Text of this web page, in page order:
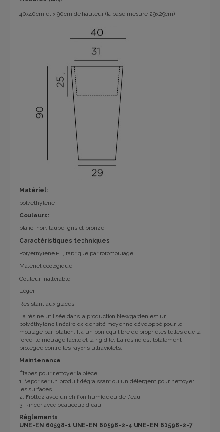
40x40cm et x 90cm de hauteur (la base mesure 29x29cm)
Matériel:
polyéthylène
Couleurs:
blanc, noir, taupe, gris et bronze
Caractéristiques techniques
Polyéthylène PE, fabriqué par rotomoulage.
Matériel écologique.
Couleur inaltérable.
Léger.
Résistant aux glaces.
La résine utilisée dans la production Newgarden est un
polyéthylène linéaire de densité moyenne développé pour le
moulage par rotation. Il a un bon équilibre de propriétés telles que la
force, le moulage facile et la rigidité. La résine est totalement
protégée contre les rayons ultraviolets.
Maintenance
Étapes pour nettoyer la pièce:
1. Vaporiser un produit dégraissant ou un détergent pour nettoyer
les surfaces.
2. Frottez avec un chiffon humide ou de l'eau.
3. Rincer avec beaucoup d'eau.
Règlements
UNE-EN 60598-1 UNE-EN 60598-2-4 UNE-EN 60598-2-7